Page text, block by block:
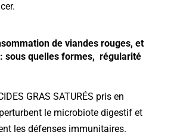
de viandes rouges, et
sous quelles formes, régularité
GRAS SATURÉS pris en
le microbiote digestif et
les défenses immunitaires.